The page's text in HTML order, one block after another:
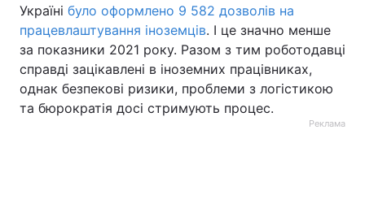
Україні було оформлено 9 582 дозволів на
працевлаштування іноземців. І це значно менше
за показники 2021 року. Разом з тим роботодавці
справді зацікавлені в іноземних працівниках,
однак безпекові ризики, проблеми з логістикою
та бюрократія досі стримують процес.
Реклама